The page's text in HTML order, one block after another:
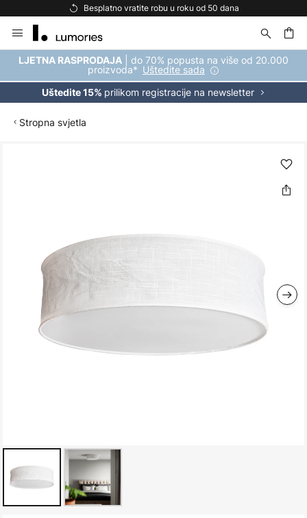
Besplatno vratite robu u roku od 50 dana
to
Content
LJETNA RASPRODAJA | do 70% popusta na više od 20.000
proizvoda* Uštedite sada
Uštedite 15% prilikom registracije na newsletter
Stropna svjetla